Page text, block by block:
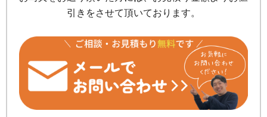
引きをさせて頂いております。